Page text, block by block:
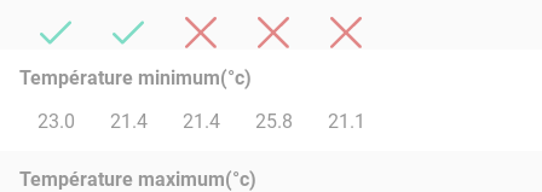
Température minimum(°c)
23.0
21.4 21.4 25.8 21.1
Température maximum(°c)